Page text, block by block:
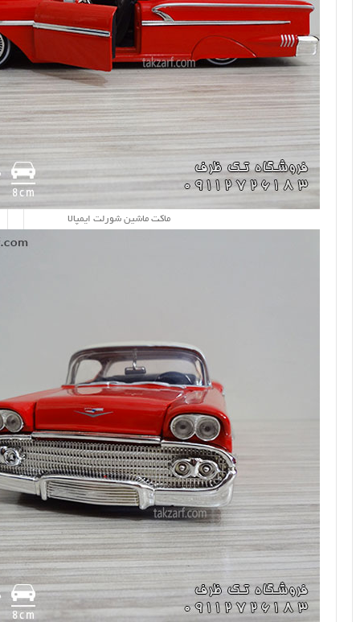
ماکت ماشین شورلت ایمپالا